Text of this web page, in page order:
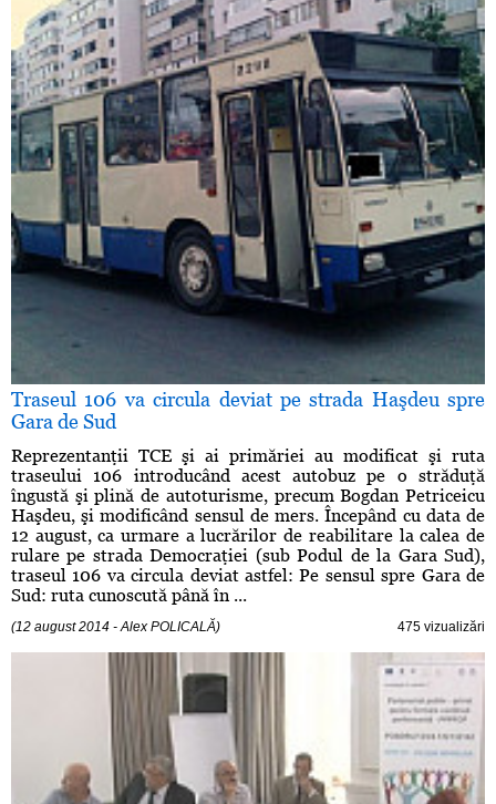
Traseul 106 va circula deviat pe strada Haşdeu spre
Gara de Sud
Reprezentanţii TCE şi ai primăriei au modificat şi ruta
traseului 106 introducând acest autobuz pe o străduţă
îngustă şi plină de autoturisme, precum Bogdan Petriceicu
Haşdeu, şi modificând sensul de mers. Începând cu data de
12 august, ca urmare a lucrărilor de reabilitare la calea de
rulare pe strada Democraţiei (sub Podul de la Gara Sud),
traseul 106 va circula deviat astfel: Pe sensul spre Gara de
Sud: ruta cunoscută până în ...
(12 august 2014 - Alex POLICALĂ) 475 vizualizări